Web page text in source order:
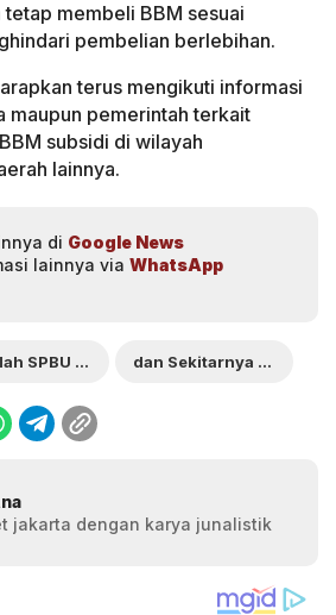
membeli BBM sesuai
pembelian berlebihan.
terus mengikuti informasi
maupun pemerintah terkait
subsidi di wilayah
lainnya.
di Google News
lainnya via WhatsApp
Sejumlah SPBU di Jakarta dan Sekitarnya Mulai Hentikan Penjualan
jakarta dengan karya junalistik